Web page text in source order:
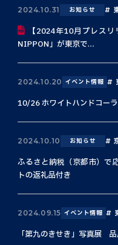
2024.10.31 お知らせ
【2024年10月プレス
NIPPON」が東京で...
2024.10.20 イベント情報
10/26 ホワイトハンドコー
2024.10.10 お知らせ
ふるさと納税（京都市）で
トの返礼品付き
2024.09.15 イベント情報
「第九のきせき」写真展 品